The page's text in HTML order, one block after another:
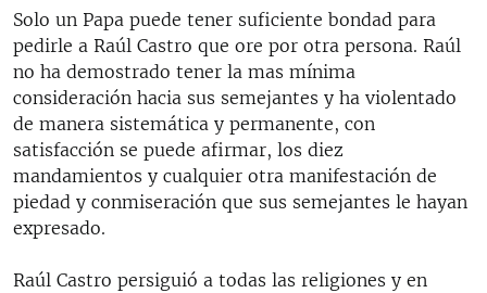
Solo un Papa puede tener suficiente bondad para
pedirle a Raúl Castro que ore por otra persona. Raúl
no ha demostrado tener la mas mínima
consideración hacia sus semejantes y ha violentado
de manera sistemática y permanente, con
satisfacción se puede afirmar, los diez
mandamientos y cualquier otra manifestación de
piedad y conmiseración que sus semejantes le hayan
expresado.
Raúl Castro persiguió a todas las religiones y en